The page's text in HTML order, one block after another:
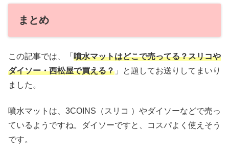
まとめ
この記事では、「 噴水マットはどこで売ってる？スリコや
ダイソー・西松屋で買える？ 」と題してお送りしてまいり
ました。
噴水マットは、3COINS（スリコ ）やダイソーなどで売っ
ているようですね。ダイソーですと、コスパよく使えそう
です。